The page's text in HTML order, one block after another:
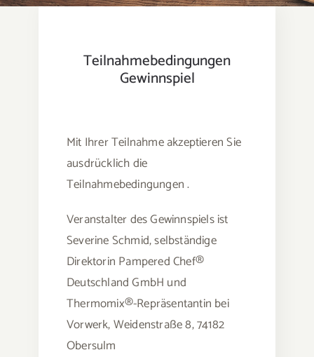
Teilnahmebedingungen
Gewinnspiel
Mit Ihrer Teilnahme akzeptieren Sie
ausdrücklich die
Teilnahmebedingungen .
Veranstalter des Gewinnspiels ist
Severine Schmid, selbständige
Direktorin Pampered Chef®
Deutschland GmbH und
Thermomix®-Repräsentantin bei
Vorwerk, Weidenstraße 8, 74182
Obersulm